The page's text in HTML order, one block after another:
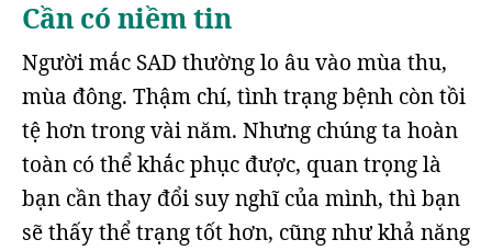
Cần có niềm tin
Người mắc SAD thường lo âu vào mùa thu,
mùa đông. Thậm chí, tình trạng bệnh còn tồi
tệ hơn trong vài năm. Nhưng chúng ta hoàn
toàn có thể khắc phục được, quan trọng là
bạn cần thay đổi suy nghĩ của mình, thì bạn
sẽ thấy thể trạng tốt hơn, cũng như khả năng